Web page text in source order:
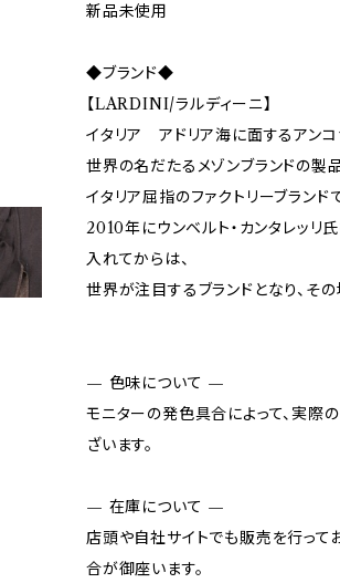
新品未使用
◆ブランド◆
【LARDINI/ラルディーニ】
イタリア アドリア海に面するアンコ
世界の名だたるメゾンブランドの製
イタリア屈指のファクトリーブランドで
2010年にウンベルト・カンタレッリ
入れてからは、
世界が注目するブランドとなり、そ
— 色味について —
モニターの発色具合によって、実際
ざいます。
— 在庫について —
店頭や自社サイトでも販売を行って
合が御座います。